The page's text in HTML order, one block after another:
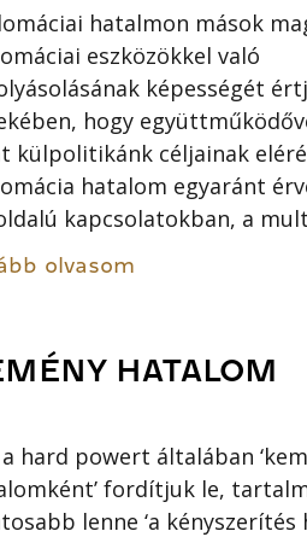
hatalmon mások
eszközökkel való
képességét
hogy
külpolitikánk céljainak
hatalom egyaránt
kapcsolatokban, a
olvasom
HATALOM
hard powert általában
fordítjuk le,
lenne ‘a kényszerítés